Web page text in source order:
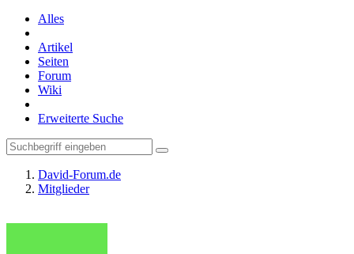
Alles
Artikel
Seiten
Forum
Wiki
Erweiterte Suche
David-Forum.de
Mitglieder